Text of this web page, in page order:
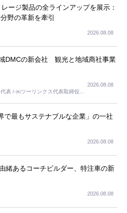
ージ製品の全ラインアップを展示：
野の革新を牽引
2026.08.08
DMCの新会社 観光と地域商社事業
表 / ㈱ツーリンクス代表取締役社
2026.08.08
で最もサステナブルな企業」の一社
2026.08.08
緒あるコーチビルダー、特注車の新
2026.08.08